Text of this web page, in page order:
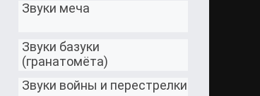
Звуки меча
Звуки базуки
(гранатомёта)
Звуки войны и перестрелки